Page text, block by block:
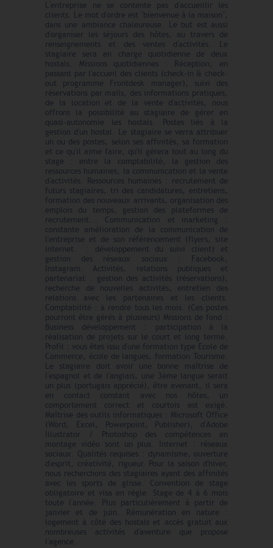
L'entreprise ne se contente pas d'accueillir les
clients. Le mot d'ordre est "bienvenue à la maison",
dans une ambiance chaleureuse. Le but est aussi
d'organiser les séjours des hôtes, au travers de
renseignements et des ventes d'activités. Le
stagiaire sera en charge quotidienne de deux
hostals. Missions quotidiennes : Réception, en
passant par l'accueil des clients (check-in & check-
out programme Frontdesk manager), suivi des
réservations par mails, des informations pratiques,
de la location et de la vente d'activités, nous
offrons la possibilité au stagiaire de gérer en
quasi-autonomie les hostals. Postes liés à la
gestion d'un hostal. Le stagiaire se verra attribuer
un ou des postes, selon ses affinités, sa formation
et ce qu'il aime faire, qu'il gérera tout au long du
stage : entre la comptabilité, la gestion des
ressources humaines, la communication et la vente
d'activités. Ressources humaines : recrutement de
futurs stagiaires, tri des candidatures, entretiens,
formation des nouveaux arrivants, organisation des
emplois du temps, gestion des plateformes de
recrutement... Communication et marketing :
constante amélioration de la communication de
l'entreprise et de son référencement (flyers, site
internet : développement du suivi client) et
gestion des réseaux sociaux : Facebook,
Instagram. Activités, relations publiques et
partenariat : gestion des activités (réservations),
recherche de nouvelles activités, entretien des
relations avec les partenaires et les clients.
Comptabilité : à rendre tous les mois. (Ces postes
pourront être gérés à plusieurs) Missions de fond :
Business développement : participation à la
réalisation de projets sur le court et long terme.
Profil : vous êtes issu d'une formation type Ecole de
Commerce, école de langues, formation Tourisme.
Le stagiaire doit avoir une bonne maîtrise de
l'espagnol et de l'anglais, une 3ème langue serait
un plus (portugais apprécié), être avenant, il sera
en contact constant avec nos hôtes, un
comportement correct et courtois est exigé.
Maîtrise des outils informatiques : Microsoft Office
(Word, Excel, Powerpoint, Publisher), d'Adobe
Illustrator / Photoshop des compétences en
montage vidéo sont un plus. Internet : réseaux
sociaux. Qualités requises : dynamisme, ouverture
d'esprit, créativité, rigueur. Pour la saison d'hiver,
nous recherchons des stagiaires ayant des affinités
avec les sports de glisse. Convention de stage
obligatoire et visa en règle. Stage de 4 à 6 mois
toute l'année. Plus particulièrement à partir de
janvier et de juin. Rémunération en nature :
logement à côté des hostals et accès gratuit aux
nombreuses activités d'aventure que propose
l'agence.